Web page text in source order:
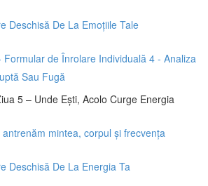
Deschisă De La Emoțiile Tale
Formular de Înrolare Individuală 4 - Analiza
Sau Fugă
5 – Unde Ești, Acolo Curge Energia
antrenăm mintea, corpul și frecvența
Deschisă De La Energia Ta